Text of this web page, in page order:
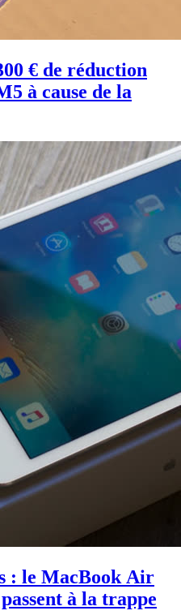
€ de réduction
à cause de la
: le MacBook Air
à la trappe